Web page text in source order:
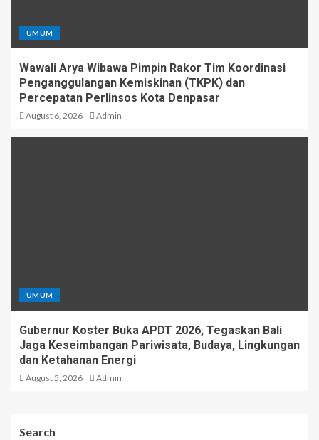
UMUM
Wawali Arya Wibawa Pimpin Rakor Tim Koordinasi
Penganggulangan Kemiskinan (TKPK) dan
Percepatan Perlinsos Kota Denpasar
August 6, 2026 Admin
UMUM
Gubernur Koster Buka APDT 2026, Tegaskan Bali
Jaga Keseimbangan Pariwisata, Budaya, Lingkungan
dan Ketahanan Energi
August 5, 2026 Admin
Search